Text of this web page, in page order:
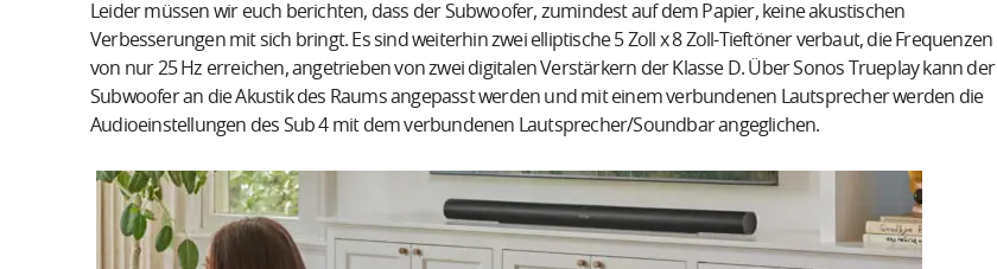
Leider müssen wir euch berichten, dass der Subwoofer, zumindest auf dem Papier, keine akustischen
Verbesserungen mit sich bringt. Es sind weiterhin zwei elliptische 5 Zoll x 8 Zoll-Tieftöner verbaut, die Frequenzen
von nur 25 Hz erreichen, angetrieben von zwei digitalen Verstärkern der Klasse D. Über Sonos Trueplay kann der
Subwoofer an die Akustik des Raums angepasst werden und mit einem verbundenen Lautsprecher werden die
Audioeinstellungen des Sub 4 mit dem verbundenen Lautsprecher/Soundbar angeglichen.